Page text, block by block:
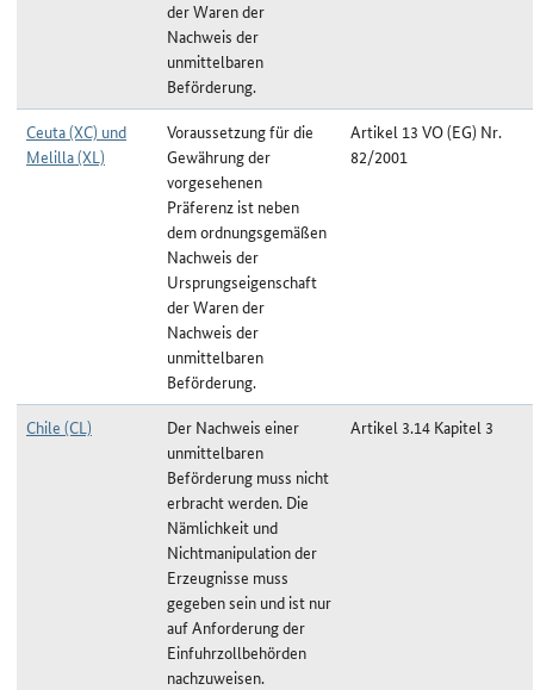
der Waren der
Nachweis der
unmittelbaren
Beförderung.
Ceuta (XC) und
Melilla (XL)
Voraussetzung für die
Gewährung der
vorgesehenen
Präferenz ist neben
dem ordnungsgemäßen
Nachweis der
Ursprungseigenschaft
der Waren der
Nachweis der
unmittelbaren
Beförderung.
Artikel 13 VO (EG) Nr.
82/2001
Chile (CL)
Der Nachweis einer
unmittelbaren
Beförderung muss nicht
erbracht werden. Die
Nämlichkeit und
Nichtmanipulation der
Erzeugnisse muss
gegeben sein und ist nur
auf Anforderung der
Einfuhrzollbehörden
nachzuweisen.
Artikel 3.14 Kapitel 3